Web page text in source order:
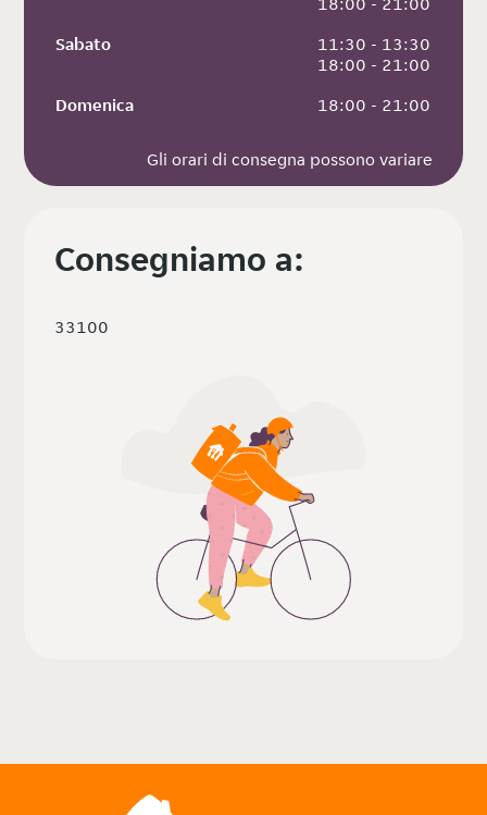
Sabato
11:30 - 13:30
18:00 - 21:00
Domenica
18:00 - 21:00
Gli orari di consegna possono variare
Consegniamo a:
33100